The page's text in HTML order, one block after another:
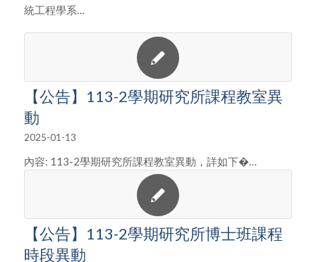
統工程學系…
【公告】113-2學期研究所課程教室異
動
2025-01-13
內容: 113-2學期研究所課程教室異動，詳如下�…
【公告】113-2學期研究所博士班課程
時段異動